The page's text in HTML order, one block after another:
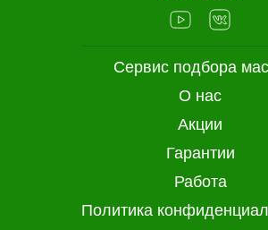
Сервис подбора
О нас
Акции
Гарантии
Работа
Политика